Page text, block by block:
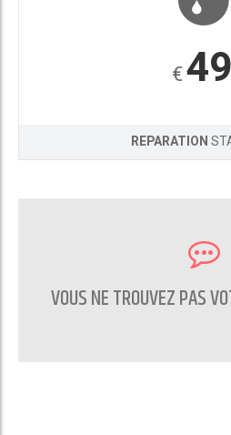
€49
REPARATION
VOUS NE TROUVEZ PAS
CONTACTEZ